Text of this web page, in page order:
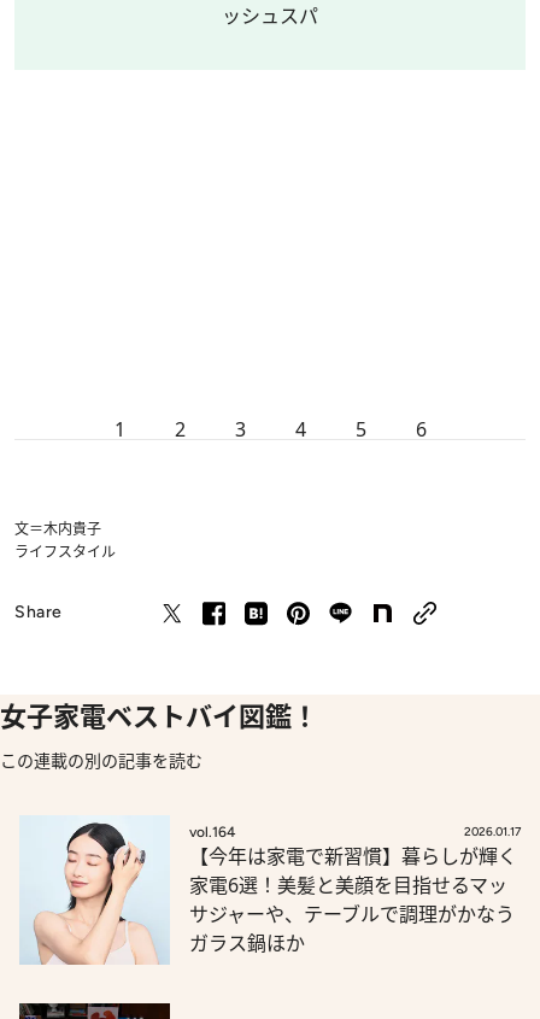
ッシュスパ
1 2 3 4 5 6
文＝木内貴子
ライフスタイル
Share
女子家電ベストバイ図鑑！
この連載の別の記事を読む
vol.164 2026.01.17
【今年は家電で新習慣】暮らしが輝く
家電6選！美髪と美顔を目指せるマッ
サジャーや、テーブルで調理がかなう
ガラス鍋ほか